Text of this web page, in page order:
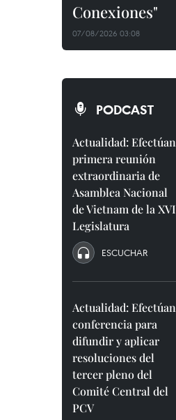
Conexiones"
07/08/2026 03:08
PODCAST
Actualidad: Efectúan
primera reunión
extraordinaria de
Asamblea Nacional
de Vietnam de la XVI
Legislatura
ESCUCHAR
Actualidad: Efectúan
conferencia para
difundir y aplicar
resoluciones del
tercer pleno del
Comité Central del
PCV